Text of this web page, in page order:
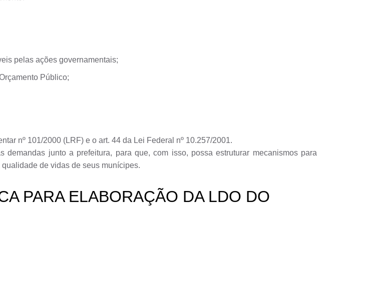
pelas ações governamentais;
Público;
nº 101/2000 (LRF) e o art. 44 da Lei Federal nº 10.257/2001.
junto a prefeitura, para que, com isso, possa estruturar mecanismos para
de vidas de seus munícipes.